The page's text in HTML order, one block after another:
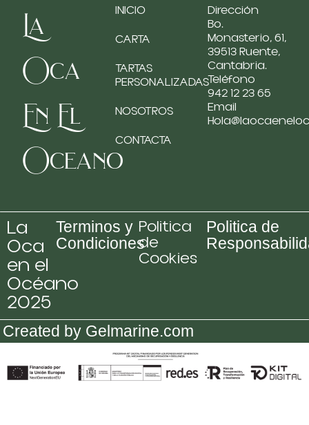
La
Oca
En El
Oceano
INICIO
CARTA
TARTAS
PERSONALIZADAS
NOSOTROS
CONTACTA
Dirección
Bo.
Monasterio, 61,
39513 Ruente,
Cantabria.
Teléfono
942 12 23 65
Email
La
Oca
en el
Océano
2025
Terminos y
Condiciones
Politica
de
Cookies
Politica de
Created by Gelmarine.com